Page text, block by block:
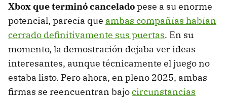
Xbox que terminó canceladopese a su enorme
potencial, parecía que ambas compañías habían
cerrado definitivamente sus puertas. En su
momento, la demostración dejaba ver ideas
interesantes, aunque técnicamente el juego no
estaba listo. Pero ahora, en pleno 2025, ambas
firmas se reencuentran bajocircunstancias